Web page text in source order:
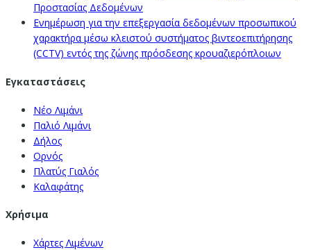
Προστασίας Δεδομένων
Ενημέρωση για την επεξεργασία δεδομένων προσωπικού
χαρακτήρα μέσω κλειστού συστήματος βιντεοεπιτήρησης
(CCTV) εντός της ζώνης πρόσδεσης κρουαζιερόπλοιων
Εγκαταστάσεις
Νέο Λιμάνι
Παλιό Λιμάνι
Δήλος
Ορνός
Πλατύς Γιαλός
Καλαφάτης
Χρήσιμα
Χάρτες Λιμένων